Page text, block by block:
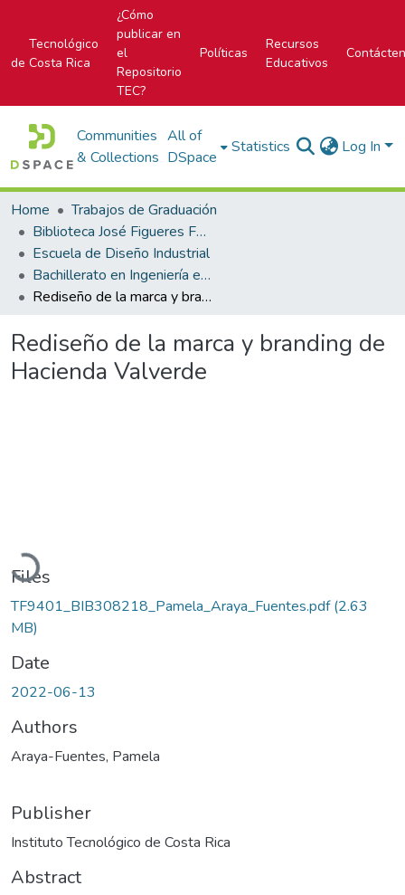
Tecnológico
de Costa Rica
¿Cómo
publicar en
el
Repositorio
TEC?
Políticas
Recursos
Educativos
Communities
& Collections
All of
DSpace
Statistics Log In
Home
Trabajos de Graduación
Biblioteca José Figueres Ferrer
Escuela de Diseño Industrial
Bachillerato en Ingeniería en Diseño Industrial
Rediseño de la marca y branding de Hacienda Valverde
Rediseño de la marca y branding de
Hacienda Valverde
Loading...
Files
TF9401_BIB308218_Pamela_Araya_Fuentes.pdf(2.63
MB)
Date
2022-06-13
Authors
Araya-Fuentes, Pamela
Publisher
Instituto Tecnológico de Costa Rica
Abstract